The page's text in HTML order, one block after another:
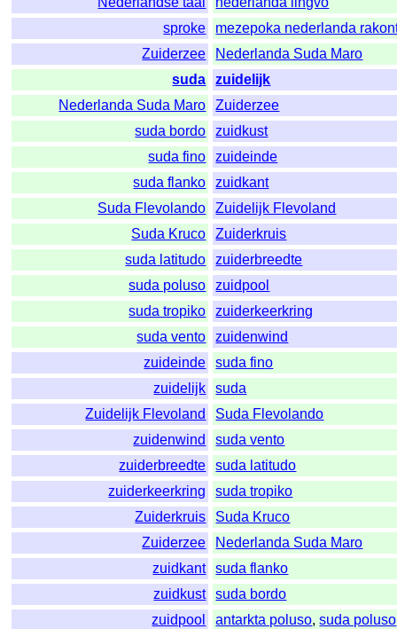
sproke
mezepoka nederlanda
Zuiderzee
Nederlanda Suda Maro
suda
zuidelijk
Nederlanda Suda Maro
Zuiderzee
suda bordo
zuidkust
suda fino
zuideinde
suda flanko
zuidkant
Suda Flevolando
Zuidelijk Flevoland
Suda Kruco
Zuiderkruis
suda latitudo
zuiderbreedte
suda poluso
zuidpool
suda tropiko
zuiderkeerkring
suda vento
zuidenwind
zuideinde
suda fino
zuidelijk
suda
Zuidelijk Flevoland
Suda Flevolando
zuidenwind
suda vento
zuiderbreedte
suda latitudo
zuiderkeerkring
suda tropiko
Zuiderkruis
Suda Kruco
Zuiderzee
Nederlanda Suda Maro
zuidkant
suda flanko
zuidkust
suda bordo
zuidpool
antarkta poluso,suda poluso